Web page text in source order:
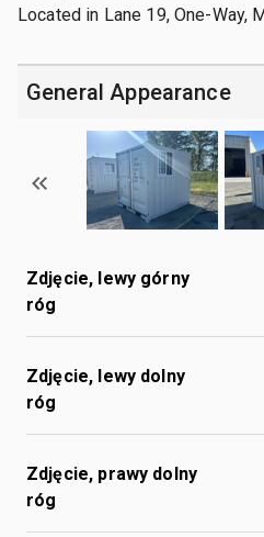
Located in Lane 19, One-Way,
General Appearance
Zdjęcie, lewy górny
róg
Zdjęcie, lewy dolny
róg
Zdjęcie, prawy dolny
róg